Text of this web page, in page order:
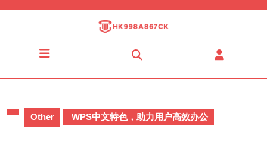
Other WPS中文特色，助力用户高效办公